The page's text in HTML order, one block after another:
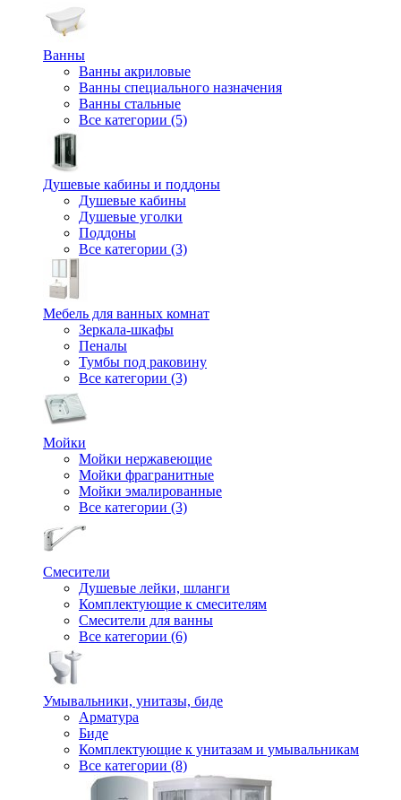
Ванны
Ванны акриловые
Ванны специального назначения
Ванны стальные
Все категории (5)
Душевые кабины и поддоны
Душевые кабины
Душевые уголки
Поддоны
Все категории (3)
Мебель для ванных комнат
Зеркала-шкафы
Пеналы
Тумбы под раковину
Все категории (3)
Мойки
Мойки нержавеющие
Мойки фрагранитные
Мойки эмалированные
Все категории (3)
Смесители
Душевые лейки, шланги
Комплектующие к смесителям
Смесители для ванны
Все категории (6)
Умывальники, унитазы, биде
Арматура
Биде
Комплектующие к унитазам и умывальникам
Все категории (8)